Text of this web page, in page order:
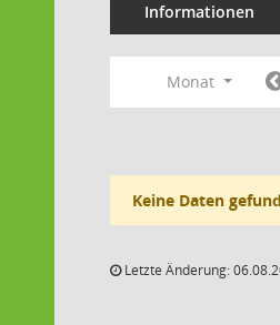
Informationen
Monat
Keine Daten
Letzte Änderung: